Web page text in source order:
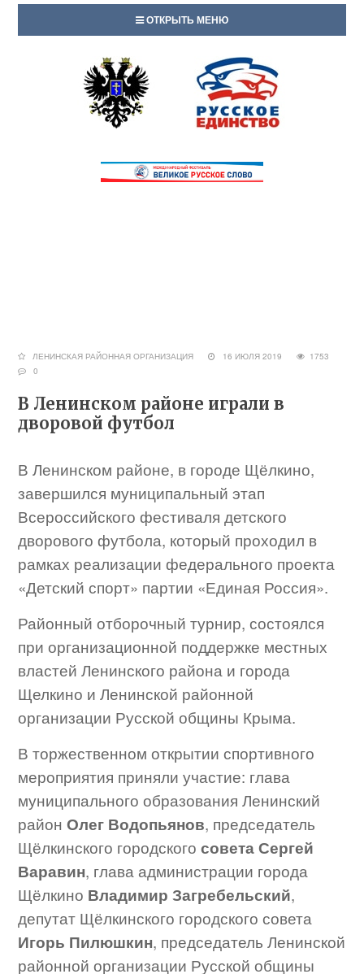
ОТКРЫТЬ МЕНЮ
ЛЕНИНСКАЯ РАЙОННАЯ ОРГАНИЗАЦИЯ 16 ИЮЛЯ 2019
1753
0
В Ленинском районе играли в
дворовой футбол
В Ленинском районе, в городе Щёлкино,
завершился муниципальный этап
Всероссийского фестиваля детского
дворового футбола, который проходил в
рамках реализации федерального проекта
«Детский спорт» партии «Единая Россия».
Районный отборочный турнир, состоялся
при организационной поддержке местных
властей Ленинского района и города
Щелкино и Ленинской районной
организации Русской общины Крыма.
В торжественном открытии спортивного
мероприятия приняли участие: глава
муниципального образования Ленинский
районОлег Водопьянов, председатель
Щёлкинского городскогосоветаСергей
Варавин, глава администрации города
Щёлкино Владимир Загребельский,
депутат Щёлкинского городского совета
Игорь Пилюшкин, председатель Ленинской
районной организации Русской общины